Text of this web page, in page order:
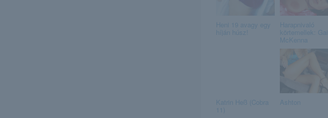
Heni 19 avagy egy
híján húsz!
Harapnivaló
körtemellek: Gail
McKenna
Katrin Heß (Cobra
11)
Ashton